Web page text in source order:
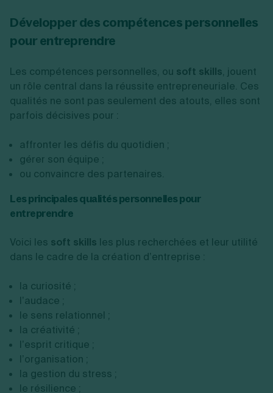
Développer des compétences personnelles
pour entreprendre
Les compétences personnelles, ou soft skills, jouent
un rôle central dans la réussite entrepreneuriale. Ces
qualités ne sont pas seulement des atouts, elles sont
parfois décisives pour :
affronter les défis du quotidien ;
gérer son équipe ;
ou convaincre des partenaires.
Les principales qualités personnelles pour
entreprendre
Voici les soft skills les plus recherchées et leur utilité
dans le cadre de la création d’entreprise :
la curiosité ;
l’audace ;
le sens relationnel ;
la créativité ;
l’esprit critique ;
l’organisation ;
la gestion du stress ;
le résilience ;